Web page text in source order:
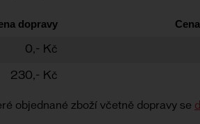
dopravy
0,- Kč
230,- Kč
objednané zboží včetně dopravy se